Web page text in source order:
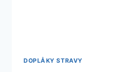
DOPLÅKY STRAVY